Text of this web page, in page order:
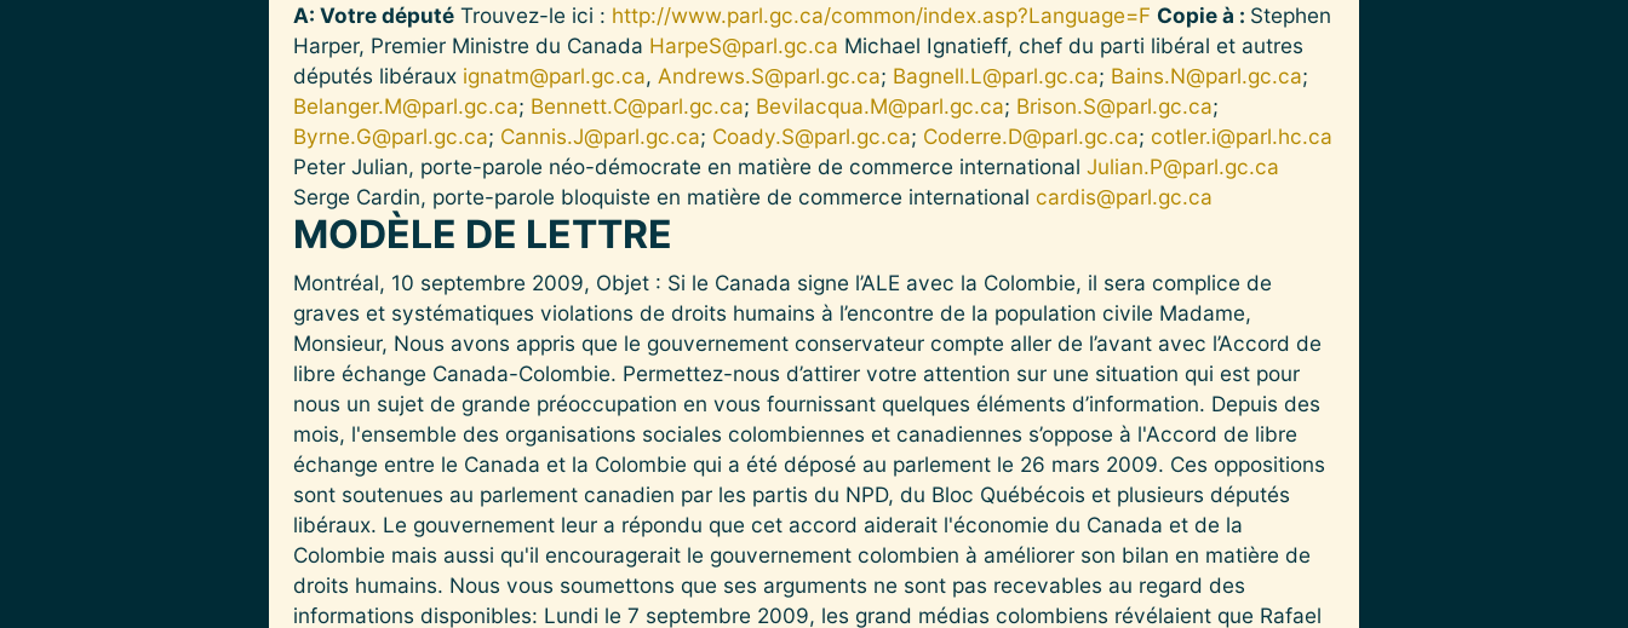
A: Votre député Trouvez-le ici : http://www.parl.gc.ca/common/index.asp?Language=F Copie à : Stephen
Harper, Premier Ministre du Canada HarpeS@parl.gc.ca Michael Ignatieff, chef du parti libéral et autres
députés libéraux ignatm@parl.gc.ca, Andrews.S@parl.gc.ca; Bagnell.L@parl.gc.ca; Bains.N@parl.gc.ca;
Belanger.M@parl.gc.ca; Bennett.C@parl.gc.ca; Bevilacqua.M@parl.gc.ca; Brison.S@parl.gc.ca;
Byrne.G@parl.gc.ca; Cannis.J@parl.gc.ca; Coady.S@parl.gc.ca; Coderre.D@parl.gc.ca; cotler.i@parl.hc.ca
Peter Julian, porte-parole néo-démocrate en matière de commerce international Julian.P@parl.gc.ca
Serge Cardin, porte-parole bloquiste en matière de commerce international cardis@parl.gc.ca
MODÈLE DE LETTRE
Montréal, 10 septembre 2009, Objet : Si le Canada signe l’ALE avec la Colombie, il sera complice de
graves et systématiques violations de droits humains à l’encontre de la population civile Madame,
Monsieur, Nous avons appris que le gouvernement conservateur compte aller de l’avant avec l’Accord de
libre échange Canada-Colombie. Permettez-nous d’attirer votre attention sur une situation qui est pour
nous un sujet de grande préoccupation en vous fournissant quelques éléments d’information. Depuis des
mois, l'ensemble des organisations sociales colombiennes et canadiennes s’oppose à l'Accord de libre
échange entre le Canada et la Colombie qui a été déposé au parlement le 26 mars 2009. Ces oppositions
sont soutenues au parlement canadien par les partis du NPD, du Bloc Québécois et plusieurs députés
libéraux. Le gouvernement leur a répondu que cet accord aiderait l'économie du Canada et de la
Colombie mais aussi qu'il encouragerait le gouvernement colombien à améliorer son bilan en matière de
droits humains. Nous vous soumettons que ses arguments ne sont pas recevables au regard des
informations disponibles: Lundi le 7 septembre 2009, les grand médias colombiens révélaient que Rafael